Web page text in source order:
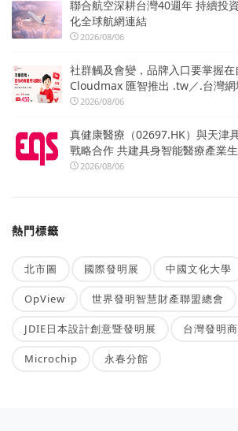
聯合航空深耕台灣40週年 持續投
化全球航網連結
2026/08/06
社群觸及會變，品牌入口要掌握在
Cloudmax 匯智推出 .tw／.台灣
2026/08/06
真健康醫療（02697.HK）與天津
戰略合作 共建具身智能醫療產業
2026/08/06
熱門標籤
北市圖 國際發明展 中國文化大學
OpView 世界發明智慧財產聯盟總會
JDIE日本設計創意暨發明展 台灣發明
Microchip 永春分館